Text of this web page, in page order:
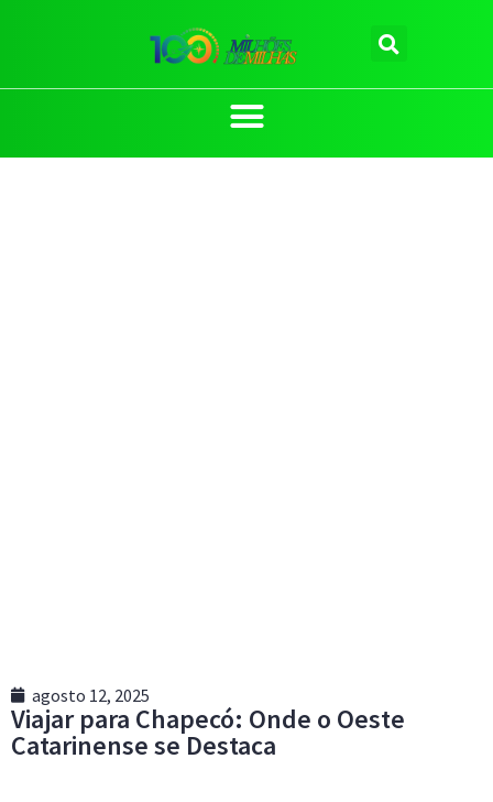
agosto 12, 2025
Viajar para Chapecó: Onde o Oeste
Catarinense se Destaca